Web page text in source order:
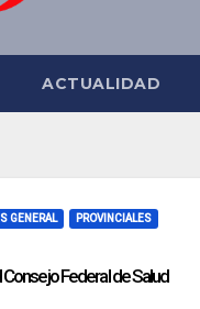
ACTUALIDAD
GENERAL PROVINCIALES
Federal de Salud